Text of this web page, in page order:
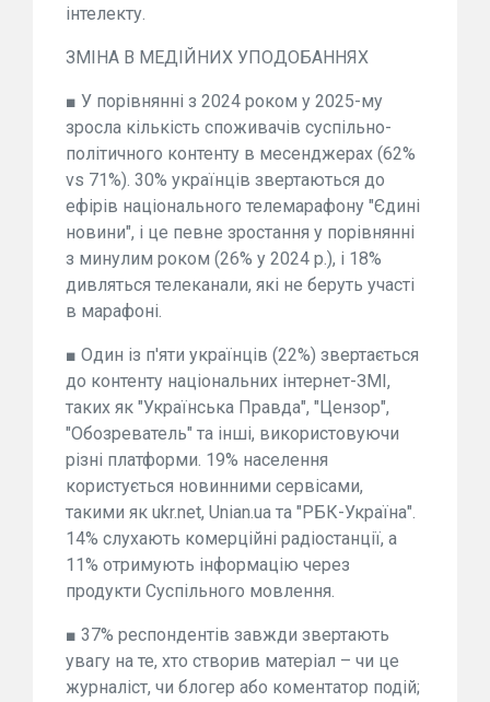
інтелекту.
ЗМІНА В МЕДІЙНИХ УПОДОБАННЯХ
■ У порівнянні з 2024 роком у 2025-му
зросла кількість споживачів суспільно-
політичного контенту в месенджерах (62%
vs 71%). 30% українців звертаються до
ефірів національного телемарафону "Єдині
новини", і це певне зростання у порівнянні
з минулим роком (26% у 2024 р.), і 18%
дивляться телеканали, які не беруть участі
в марафоні.
■ Один із п'яти українців (22%) звертається
до контенту національних інтернет-ЗМІ,
таких як "Українська Правда", "Цензор",
"Обозреватель" та інші, використовуючи
різні платформи. 19% населення
користується новинними сервісами,
такими як ukr.net, Unian.ua та "РБК-Україна".
14% слухають комерційні радіостанції, а
11% отримують інформацію через
продукти Суспільного мовлення.
■ 37% респондентів завжди звертають
увагу на те, хто створив матеріал – чи це
журналіст, чи блогер або коментатор подій;